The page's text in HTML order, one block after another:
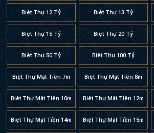
Biệt Thự 12 Tỷ Biệt Thự 13 Tỷ
Biệt Thự 15 Tỷ Biệt Thự 20 Tỷ
Biệt Thự 50 Tỷ Biệt Thự 100 Tỷ
Biệt Thự Mặt Tiền 7m Biệt Thự Mặt Tiền 8m
Biệt Thự Mặt Tiền 10m Biệt Thự Mặt Tiền 12m
Biệt Thự Mặt Tiền 14m Biệt Thự Mặt Tiền 15m